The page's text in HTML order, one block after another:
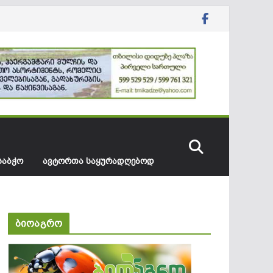
ᲐᲕᲢᲝᲠᲗᲐ ᲡᲐᲧᲣᲠᲐᲓᲦᲔᲑᲝᲓ
ბიოაგრო